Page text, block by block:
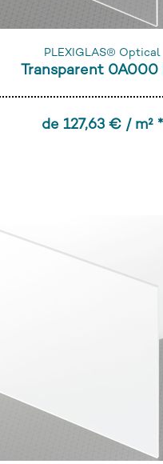
PLEXIGLAS® Optical
Transparent 0A000
de 127,63 € / m² *